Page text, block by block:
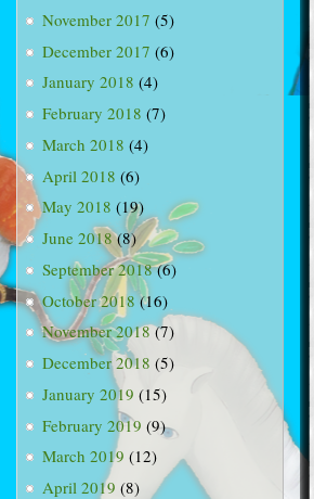
November 2017 (5)
December 2017 (6)
January 2018 (4)
February 2018 (7)
March 2018 (4)
April 2018 (6)
May 2018 (19)
June 2018(8)
September 2018(6)
October 2018(16)
November 2018(7)
December 2018 (5)
January 2019 (15)
February 2019 (9)
March 2019 (12)
April 2019 (8)